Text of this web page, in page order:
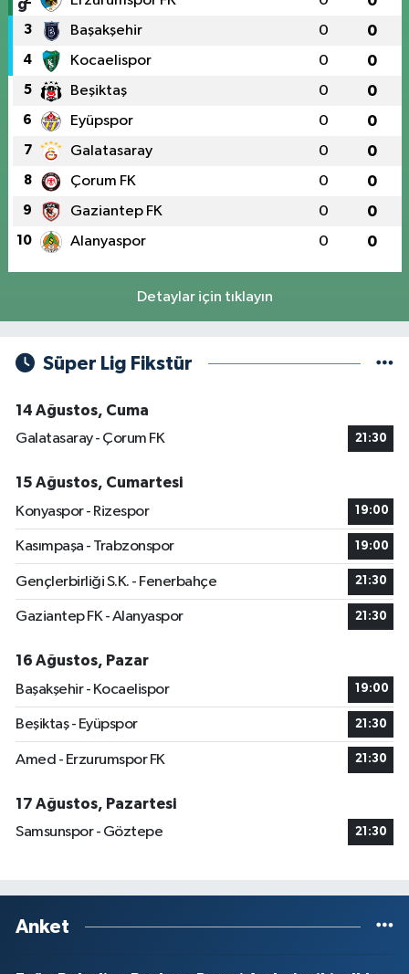
3 Başakşehir 0 0
4 Kocaelispor 0 0
5 Beşiktaş 0 0
6 Eyüpspor 0 0
7 Galatasaray 0 0
8 Çorum FK 0 0
9 Gaziantep FK 0 0
10 Alanyaspor 0 0
Detaylar için tıklayın
Süper Lig Fikstür
14 Ağustos, Cuma
Galatasaray - Çorum FK
21:30
15 Ağustos, Cumartesi
Konyaspor - Rizespor
19:00
Kasımpaşa - Trabzonspor 19:00
Gençlerbirliği S.K. - Fenerbahçe 21:30
Gaziantep FK - Alanyaspor 21:30
16 Ağustos, Pazar
Başakşehir - Kocaelispor
19:00
Beşiktaş - Eyüpspor 21:30
Amed - Erzurumspor FK 21:30
17 Ağustos, Pazartesi
Samsunspor - Göztepe
21:30
Anket